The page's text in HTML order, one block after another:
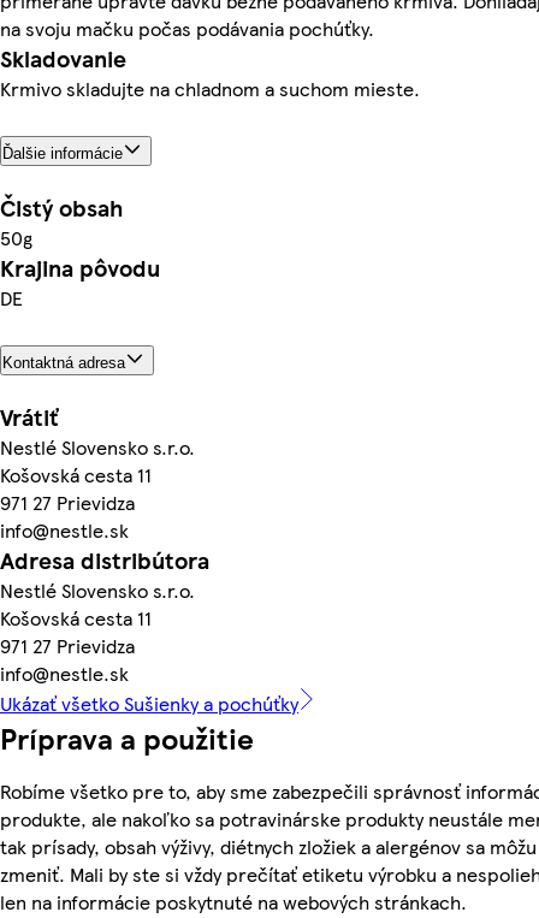
na svoju mačku počas podávania pochúťky.
Skladovanie
Krmivo skladujte na chladnom a suchom mieste.
Ďalšie informácie
Čistý obsah
50g
Krajina pôvodu
DE
Kontaktná adresa
Vrátiť
Nestlé Slovensko s.r.o.
Košovská cesta 11
971 27 Prievidza
info@nestle.sk
Adresa distribútora
Nestlé Slovensko s.r.o.
Košovská cesta 11
971 27 Prievidza
info@nestle.sk
Ukázať všetko Sušienky a pochúťky
Príprava a použitie
Robíme všetko pre to, aby sme zabezpečili správnosť
produkte, ale nakoľko sa potravinárske produkty neustále
tak prísady, obsah výživy, diétnych zložiek a alergénov sa môžu
zmeniť. Mali by ste si vždy prečítať etiketu výrobku a
len na informácie poskytnuté na webových stránkach.